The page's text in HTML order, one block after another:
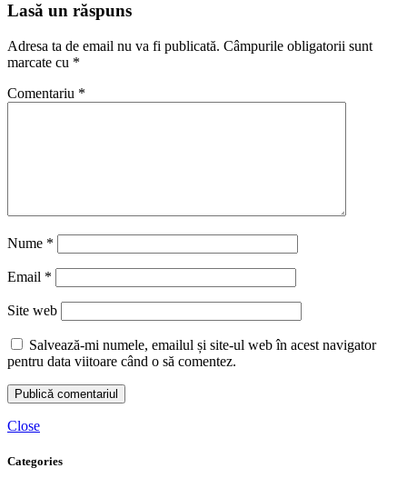
Lasă un răspuns
Adresa ta de email nu va fi publicată. Câmpurile obligatorii sunt
marcate cu *
Comentariu *
Nume *
Email *
Site web
Salvează-mi numele, emailul și site-ul web în acest navigator
pentru data viitoare când o să comentez.
Close
Categories